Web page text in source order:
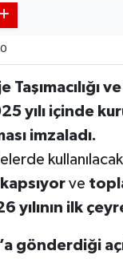
Taşımacılığı
yılı içinde
imzaladı.
kullanılacak
ve
yılının ilk
gönderdiği